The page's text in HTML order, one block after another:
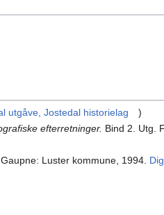
utgåve, Jostedal historielag
)
efterretninger. Bind 2. Utg.
Luster kommune, 1994.